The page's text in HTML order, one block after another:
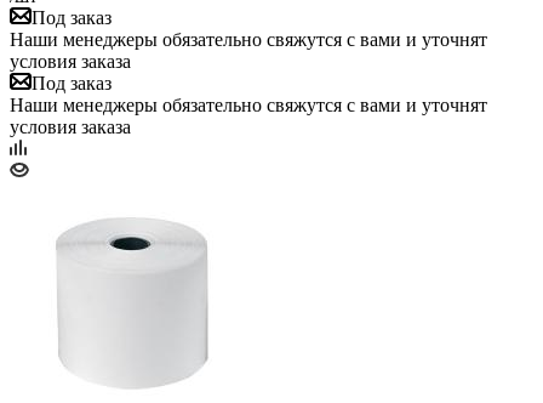
Под заказ
Наши менеджеры обязательно свяжутся с вами и уточнят
условия заказа
Под заказ
Наши менеджеры обязательно свяжутся с вами и уточнят
условия заказа